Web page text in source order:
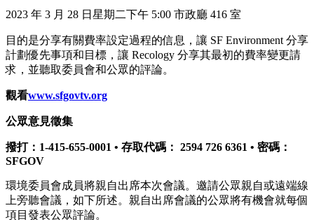
2023 年 3 月 28 日星期二下午 5:00 市政廳 416 室
目的是分享有關費率設定過程的信息，讓 SF Environment 分享
計劃優先事項和目標，讓 Recology 分享其最初的費率變更請
求，並聽取委員會和公眾的評論。
觀看www.sfgovtv.org
公眾意見徵集
撥打：1-415-655-0001 • 存取代碼： 2594 726 6361 • 密碼：
SFGOV
環境委員會成員將親自出席本次會議。邀請公眾親自或遠端線
上旁聽會議，如下所述。親自出席會議的公眾將有機會就每個
項目發表公眾評論。